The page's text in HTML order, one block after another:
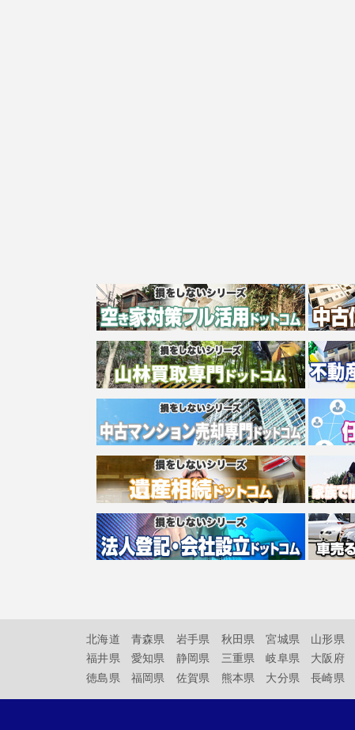
北海道 青森県 岩手県 秋田県 宮城県 山形県
福井県
愛知県 静岡県 三重県 岐阜県 大阪府
徳島県
福岡県 佐賀県 熊本県 大分県 長崎県